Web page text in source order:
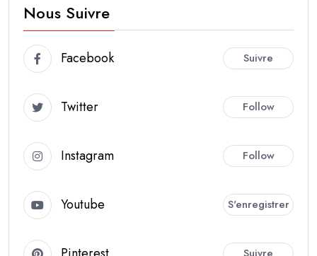
Nous Suivre
Facebook Suivre
Twitter Follow
Instagram Follow
Youtube S'enregistrer